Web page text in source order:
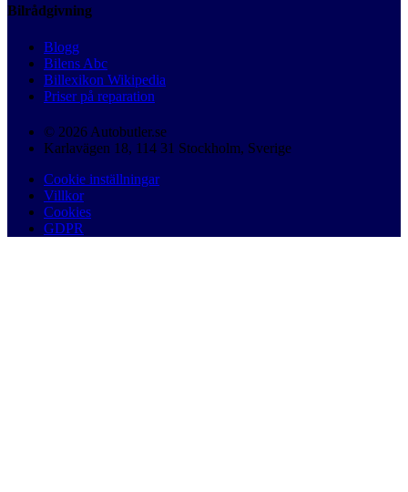
Bilrådgivning
Blogg
Bilens Abc
Billexikon Wikipedia
Priser på reparation
© 2026 Autobutler.se
Karlavägen 18, 114 31 Stockholm, Sverige
Cookie inställningar
Villkor
Cookies
GDPR